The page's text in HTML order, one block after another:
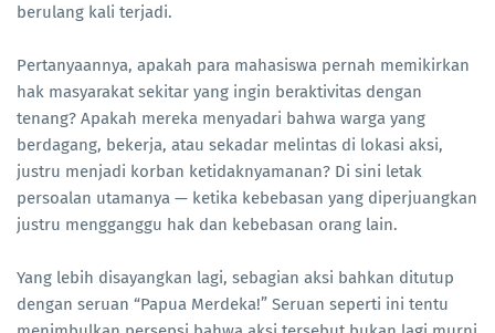
berulang kali terjadi.
Pertanyaannya, apakah para mahasiswa pernah memikirkan
hak masyarakat sekitar yang ingin beraktivitas dengan
tenang? Apakah mereka menyadari bahwa warga yang
berdagang, bekerja, atau sekadar melintas di lokasi aksi,
justru menjadi korban ketidaknyamanan? Di sini letak
persoalan utamanya — ketika kebebasan yang diperjuangkan
justru mengganggu hak dan kebebasan orang lain.
Yang lebih disayangkan lagi, sebagian aksi bahkan ditutup
dengan seruan “Papua Merdeka!” Seruan seperti ini tentu